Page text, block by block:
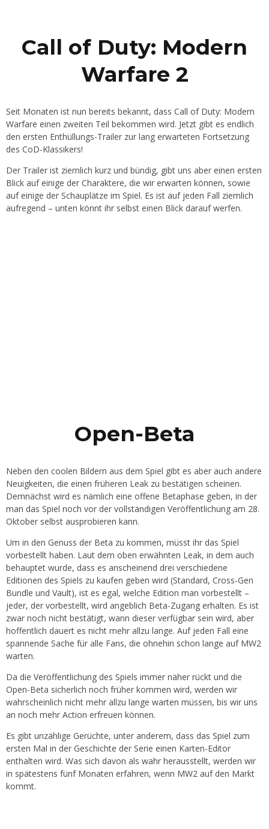
Call of Duty: Modern
Warfare 2
Seit Monaten ist nun bereits bekannt, dass Call of Duty: Modern
Warfare einen zweiten Teil bekommen wird. Jetzt gibt es endlich
den ersten Enthüllungs-Trailer zur lang erwarteten Fortsetzung
des CoD-Klassikers!
Der Trailer ist ziemlich kurz und bündig, gibt uns aber einen ersten
Blick auf einige der Charaktere, die wir erwarten können, sowie
auf einige der Schauplätze im Spiel. Es ist auf jeden Fall ziemlich
aufregend – unten könnt ihr selbst einen Blick darauf werfen.
Open-Beta
Neben den coolen Bildern aus dem Spiel gibt es aber auch andere
Neuigkeiten, die einen früheren Leak zu bestätigen scheinen.
Demnächst wird es nämlich eine offene Betaphase geben, in der
man das Spiel noch vor der vollständigen Veröffentlichung am 28.
Oktober selbst ausprobieren kann.
Um in den Genuss der Beta zu kommen, müsst ihr das Spiel
vorbestellt haben. Laut dem oben erwähnten Leak, in dem auch
behauptet wurde, dass es anscheinend drei verschiedene
Editionen des Spiels zu kaufen geben wird (Standard, Cross-Gen
Bundle und Vault), ist es egal, welche Edition man vorbestellt –
jeder, der vorbestellt, wird angeblich Beta-Zugang erhalten. Es ist
zwar noch nicht bestätigt, wann dieser verfügbar sein wird, aber
hoffentlich dauert es nicht mehr allzu lange. Auf jeden Fall eine
spannende Sache für alle Fans, die ohnehin schon lange auf MW2
warten.
Da die Veröffentlichung des Spiels immer näher rückt und die
Open-Beta sicherlich noch früher kommen wird, werden wir
wahrscheinlich nicht mehr allzu lange warten müssen, bis wir uns
an noch mehr Action erfreuen können.
Es gibt unzählige Gerüchte, unter anderem, dass das Spiel zum
ersten Mal in der Geschichte der Serie einen Karten-Editor
enthalten wird. Was sich davon als wahr herausstellt, werden wir
in spätestens fünf Monaten erfahren, wenn MW2 auf den Markt
kommt.